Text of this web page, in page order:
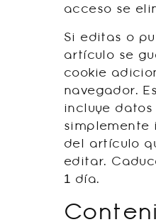
acceso se
Si editas o
artículo se
cookie
navegador.
incluye
simplemente
del artículo
editar.
1 día.